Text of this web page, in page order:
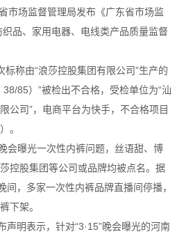
场监督管理局发布《广东省市场监
品、家用电器、电线类产品质量监督
称由“浪莎控股集团有限公司”生产的
85）”被检出不合格，受检单位为“汕
公司”，电商平台为快手，不合格项目
。
曝光一次性内裤问题，丝语甜、博
控股集团等公司或品牌均被点名。据
间，多家一次性内裤品牌直播间停播，
下架。
明表示，针对“3·15”晚会曝光的河南